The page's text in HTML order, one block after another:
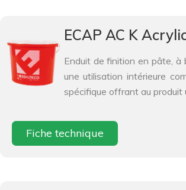
ECAP AC K
Enduit de finition en pâte, à
une utilisation intérieure
spécifique offrant au produit
Fiche technique